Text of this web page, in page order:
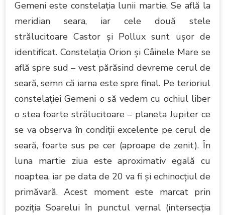
LUNA
MARTIE
2014
Gemeni este constelaţia lunii martie. Se află la
meridian seara, iar cele două stele
strălucitoare Castor şi Pollux sunt uşor de
identificat. Constelaţia Orion şi Câinele Mare se
află spre sud – vest părăsind devreme cerul de
seară, semn că iarna este spre final. Pe terioriul
constelaţiei Gemeni o să vedem cu ochiul liber
o stea foarte strălucitoare – planeta Jupiter ce
se va observa în condiţii excelente pe cerul de
seară, foarte sus pe cer (aproape de zenit). În
luna martie ziua este aproximativ egală cu
noaptea, iar pe data de 20 va fi şi echinocţiul de
primăvară. Acest moment este marcat prin
poziţia Soarelui în punctul vernal (intersecţia